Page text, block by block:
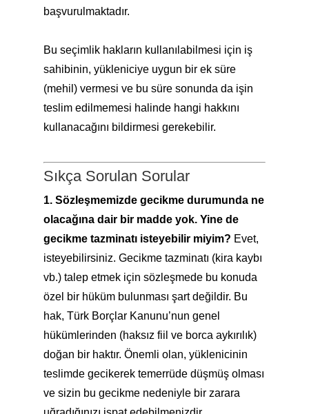
başvurulmaktadır.
Bu seçimlik hakların kullanılabilmesi için iş
sahibinin, yükleniciye uygun bir ek süre
(mehil) vermesi ve bu süre sonunda da işin
teslim edilmemesi halinde hangi hakkını
kullanacağını bildirmesi gerekebilir.
Sıkça Sorulan Sorular
1. Sözleşmemizde gecikme durumunda ne
olacağına dair bir madde yok. Yine de
gecikme tazminatı isteyebilir miyim? Evet,
isteyebilirsiniz. Gecikme tazminatı (kira kaybı
vb.) talep etmek için sözleşmede bu konuda
özel bir hüküm bulunması şart değildir. Bu
hak, Türk Borçlar Kanunu’nun genel
hükümlerinden (haksız fiil ve borca aykırılık)
doğan bir haktır. Önemli olan, yüklenicinin
teslimde gecikerek temerrüde düşmüş olması
ve sizin bu gecikme nedeniyle bir zarara